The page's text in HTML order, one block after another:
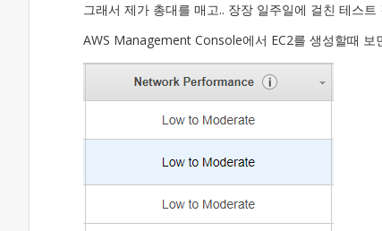
그래서 제가 총대를 매고.. 장장 일주일에 걸친 테스
AWS Management Console에서 EC2를 생성할때 보